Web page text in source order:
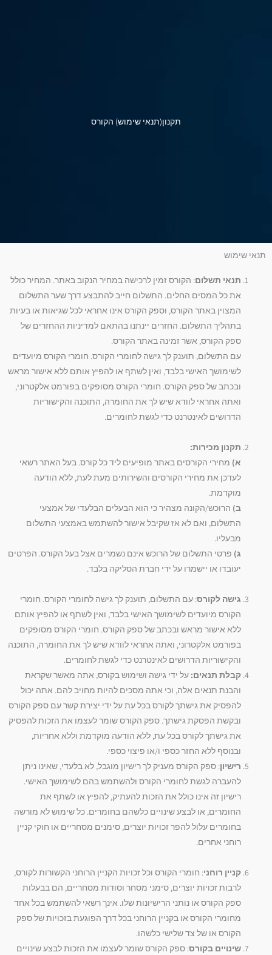
תקנון(תנאי שימוש) הקורס
תנאי שימוש
תנאי תשלום: הקורס זמין לרכישה במחיר הנקוב באתר. המחיר כולל
את כל המסים החלים. התשלום חייב להתבצע דרך שער התשלום
המצוין באתר הקורס, וספק הקורס אינו אחראי לכל שגיאות או בעיות
בתהליך התשלום. החזרים יינתנו בהתאם למדיניות ההחזרים של
ספק הקורס, אשר זמינה באתר הקורס.
עם התשלום, תוענק לך גישה לחומרי הקורס. חומרי הקורס מיועדים
לשימושך האישי בלבד, ואין לשתף או להפיץ אותם ללא אישור מראש
ובכתב של ספק הקורס. חומרי הקורס מסופקים בפורמט אלקטרוני,
ואתה אחראי לוודא שיש לך את החומרה, התוכנה והקישוריות
הדרושים לאינטרנט כדי לגשת לחומרים.
תקנון מכירות:
א) מחירי הקורסים באתר מופיעים ליד כל קורס. בעל האתר רשאי
לעדכן את מחירי הקורסים והשירותים מעת לעת, ללא הודעה
מוקדמת.
ב) הרוכש/הקונה מצהיר כי הוא הבעלים הבלעדי של אמצעי
התשלום, ואם לא אז שקיבל אישור להשתמש באמצעי התשלום
מבעליו.
ג) פרטי התשלום של הרוכש אינם נשמרים אצל בעל הקורס. הפרטים
יעובדו או יישמרו על ידי חברת הסליקה בלבד.
גישה לקורס: עם התשלום, תוענק לך גישה לחומרי הקורס. חומרי
הקורס מיועדים לשימושך האישי בלבד, ואין לשתף או להפיץ אותם
ללא אישור מראש ובכתב של ספק הקורס. חומרי הקורס מסופקים
בפורמט אלקטרוני, ואתה אחראי לוודא שיש לך את החומרה, התוכנה
והקישוריות הדרושים לאינטרנט כדי לגשת לחומרים.
קבלת תנאים: על ידי גישה ושימוש בקורס, אתה מאשר שקראת
והבנת תנאים אלה, וכי אתה מסכים להיות מחויב להם. אתה יכול
להפסיק את גישתך לקורס בכל עת על ידי יצירת קשר עם ספק הקורס
ובקשת הפסקת גישתך. ספק הקורס שומר לעצמו את הזכות להפסיק
את גישתך לקורס בכל עת, ללא הודעה מוקדמת וללא אחריות,
ובנוסף ללא החזר כספי ו/או פיצוי כספי.
רישיון: ספק הקורס מעניק לך רישיון מוגבל, לא בלעדי, שאינו ניתן
להעברה לגשת לחומרי הקורס ולהשתמש בהם לשימושך האישי.
רישיון זה אינו כולל את הזכות להעתיק, להפיץ או לשתף את
החומרים, או לבצע שינויים כלשהם בחומרים. כל שימוש לא מורשה
בחומרים עלול להפר זכויות יוצרים, סימנים מסחריים או חוקי קניין
רוחני אחרים.
קניין רוחני: חומרי הקורס וכל זכויות הקניין הרוחני הקשורות לקורס,
לרבות זכויות יוצרים, סימני מסחר וסודות מסחריים, הם בבעלות
ספק הקורס או נותני הרישיונות שלו. אינך רשאי להשתמש בכל אחד
מחומרי הקורס או בקניין הרוחני בכל דרך הפוגעת בזכויות של ספק
הקורס או של צד שלישי כלשהו.
שינויים בקורס: ספק הקורס שומר לעצמו את הזכות לבצע שינויים